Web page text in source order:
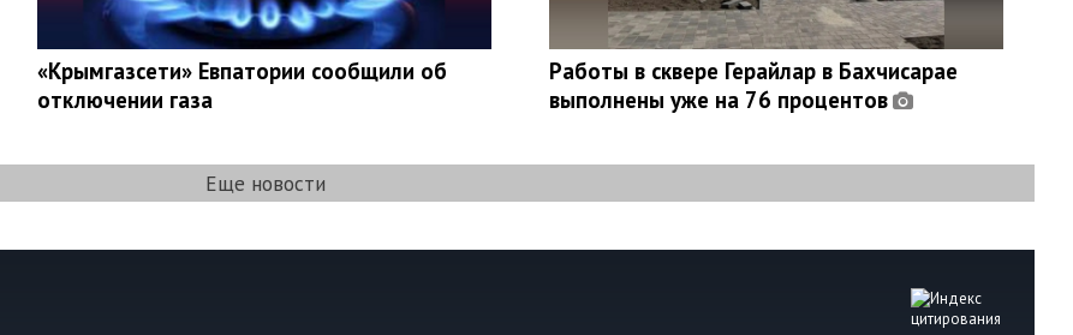
«Крымгазсети» Евпатории сообщили об
отключении газа
Работы в сквере Герайлар в Бахчисарае
выполнены уже на 76 процентов
Еще новости